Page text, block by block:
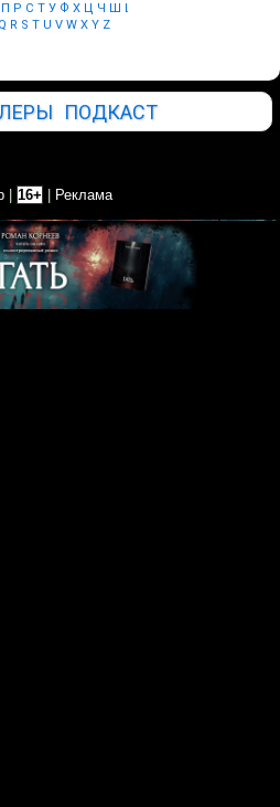
П Р С Т У Ф Х Ц Ч Ш Щ
Q R S T U V W X Y Z
ПОДКАСТ
16+ Реклама